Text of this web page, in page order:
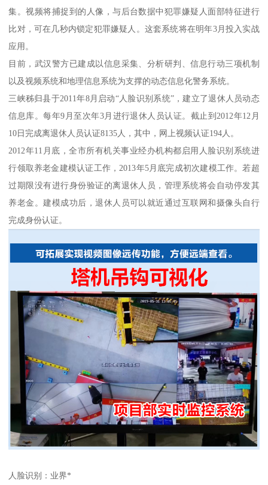
集。视频将捕捉到的人像，与后台数据中犯罪嫌疑人面部特征进行
比对，可在几秒内锁定犯罪嫌疑人。这套系统将在明年3月投入实战
应用。
目前，武汉警方已建成以信息采集、分析研判、信息行动三项机制
以及视频系统和地理信息系统为支撑的动态信息化警务系统。
三峡秭归县于2011年8月启动“人脸识别系统”，建立了退休人员动态
信息库。每年9月至次年3月进行退休人员认证。截止到2012年12月
10日完成离退休人员认证8135人，其中，网上视频认证194人。
2012年11月底，全市所有机关事业经办机构都启用人脸识别系统进
行领取养老金建模认证工作，2013年5月底完成初次建模工作。若超
过期限没有进行身份验证的离退休人员，管理系统将会自动停发其
养老金。建模成功后，退休人员可以就近通过互联网和摄像头自行
完成身份认证。
人脸识别：业界*